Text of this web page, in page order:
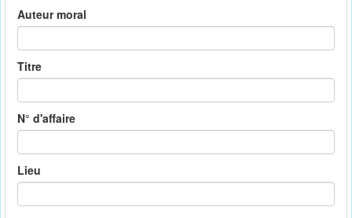
Auteur moral
Titre
N° d'affaire
Lieu